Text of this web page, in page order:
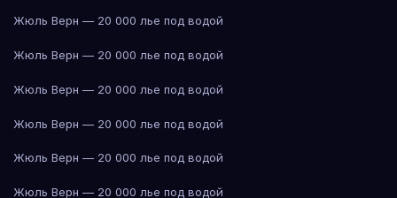
Жюль Верн — 20 000 лье под водой
Жюль Верн — 20 000 лье под водой
Жюль Верн — 20 000 лье под водой
Жюль Верн — 20 000 лье под водой
Жюль Верн — 20 000 лье под водой
Жюль Верн — 20 000 лье под водой